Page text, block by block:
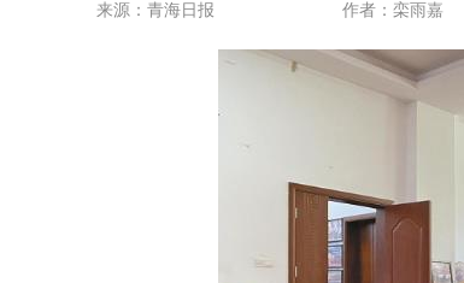
来源：青海日报 作者： 栾雨嘉